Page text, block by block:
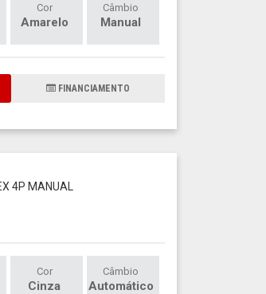
Cor
Amarelo
Câmbio
Manual
FINANCIAMENTO
4P MANUAL
Cor
Cinza
Câmbio
Automático